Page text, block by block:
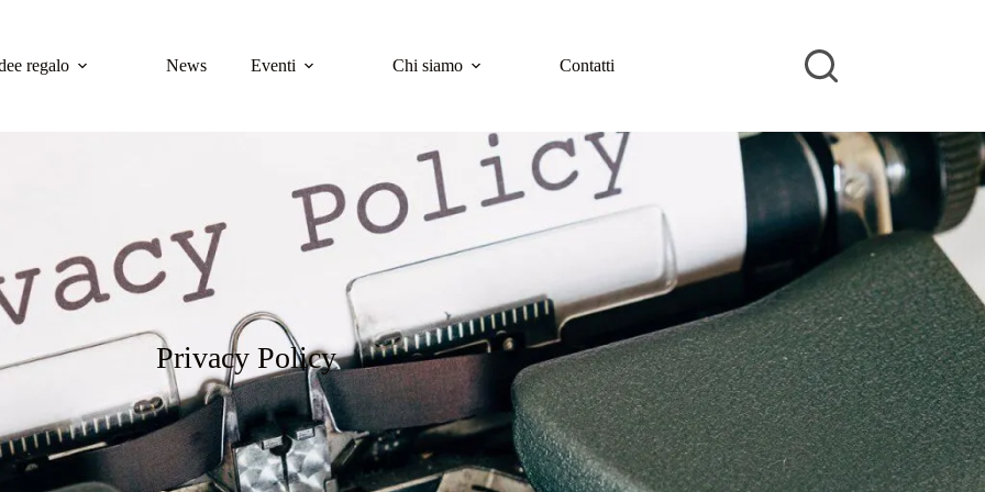
regalo News Eventi Chi siamo Contatti
Privacy Policy